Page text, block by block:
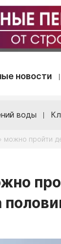
новости
воды
можно пройти